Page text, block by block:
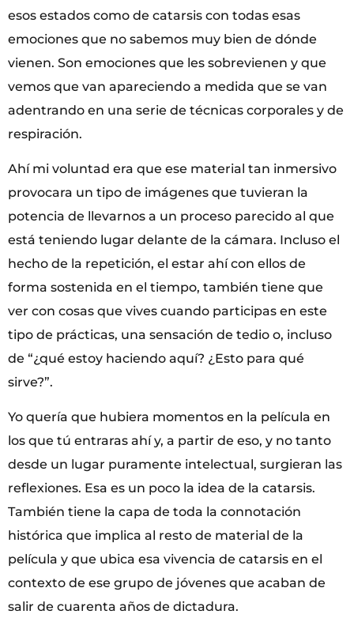
esos estados como de catarsis con todas esas
emociones que no sabemos muy bien de dónde
vienen. Son emociones que les sobrevienen y que
vemos que van apareciendo a medida que se van
adentrando en una serie de técnicas corporales y de
respiración.
Ahí mi voluntad era que ese material tan inmersivo
provocara un tipo de imágenes que tuvieran la
potencia de llevarnos a un proceso parecido al que
está teniendo lugar delante de la cámara. Incluso el
hecho de la repetición, el estar ahí con ellos de
forma sostenida en el tiempo, también tiene que
ver con cosas que vives cuando participas en este
tipo de prácticas, una sensación de tedio o, incluso
de “¿qué estoy haciendo aquí? ¿Esto para qué
sirve?”.
Yo quería que hubiera momentos en la película en
los que tú entraras ahí y, a partir de eso, y no tanto
desde un lugar puramente intelectual, surgieran las
reflexiones. Esa es un poco la idea de la catarsis.
También tiene la capa de toda la connotación
histórica que implica al resto de material de la
película y que ubica esa vivencia de catarsis en el
contexto de ese grupo de jóvenes que acaban de
salir de cuarenta años de dictadura.